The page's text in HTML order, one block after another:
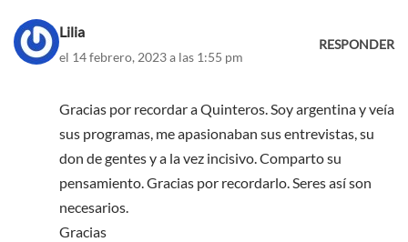
Lilia
el 14 febrero, 2023 a las 1:55 pm
RESPONDER
Gracias por recordar a Quinteros. Soy argentina y veía
sus programas, me apasionaban sus entrevistas, su
don de gentes y a la vez incisivo. Comparto su
pensamiento. Gracias por recordarlo. Seres así son
necesarios.
Gracias